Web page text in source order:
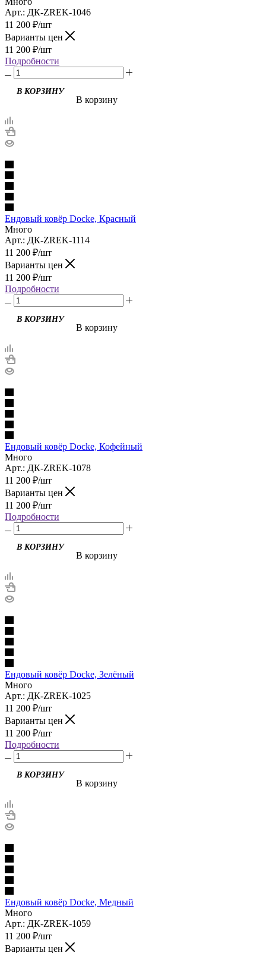
Арт.: ДК-ZREK-1046
11 200 ₽/шт
Варианты цен
11 200 ₽/шт
Подробности
В корзину
Ендовый ковёр Docke, Красный
Много
Арт.: ДК-ZREK-1114
11 200 ₽/шт
Варианты цен
11 200 ₽/шт
Подробности
В корзину
Ендовый ковёр Docke, Кофейный
Много
Арт.: ДК-ZREK-1078
11 200 ₽/шт
Варианты цен
11 200 ₽/шт
Подробности
В корзину
Ендовый ковёр Docke, Зелёный
Много
Арт.: ДК-ZREK-1025
11 200 ₽/шт
Варианты цен
11 200 ₽/шт
Подробности
В корзину
Ендовый ковёр Docke, Медный
Много
Арт.: ДК-ZREK-1059
11 200 ₽/шт
Варианты цен